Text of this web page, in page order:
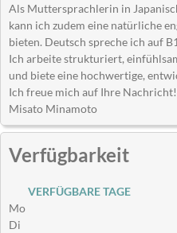
Als Muttersprachlerin in
kann ich zudem eine natürliche
bieten. Deutsch spreche ich auf
Ich arbeite strukturiert,
und biete eine hochwertige,
Ich freue mich auf Ihre Nachricht!
Misato Minamoto
Verfügbarkeit
VERFÜGBARE TAGE
Mo
Di